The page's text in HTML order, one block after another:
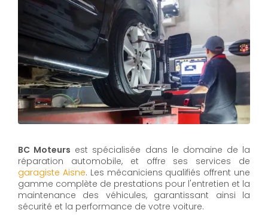
BC Moteurs est spécialisée dans le domaine de la
réparation automobile, et offre ses services de
garagiste Aisne. Les mécaniciens qualifiés offrent une
gamme complète de prestations pour l'entretien et la
maintenance des véhicules, garantissant ainsi la
sécurité et la performance de votre voiture.